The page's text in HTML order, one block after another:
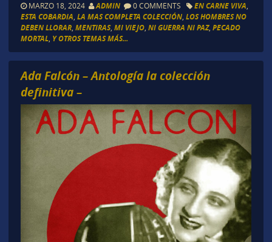
MARZO 18, 2024 ADMIN 0 COMMENTS EN CARNE VIVA,
ESTA COBARDIA, LA MAS COMPLETA COLECCIÓN, LOS HOMBRES NO
DEBEN LLORAR, MENTIRAS, MI VIEJO, NI GUERRA NI PAZ, PECADO
MORTAL, Y OTROS TEMAS MÁS...
Ada Falcón – Antología la colección
definitiva –